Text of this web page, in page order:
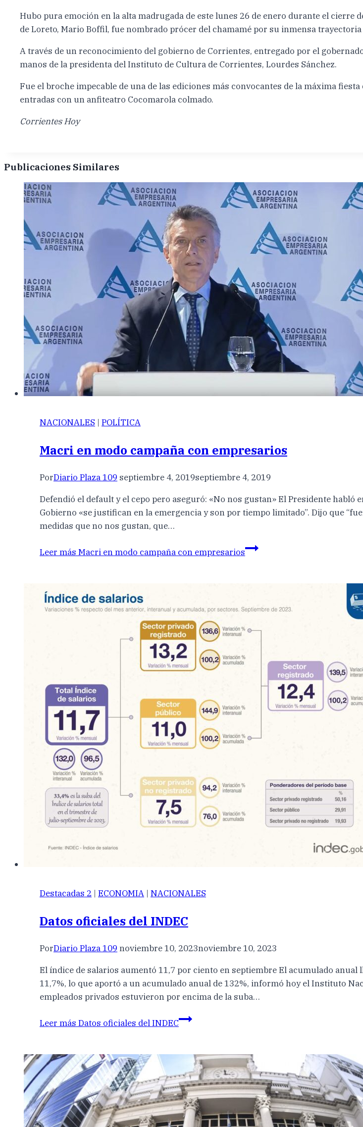
Hubo pura emoción en la alta madrugada de este lunes 26 de enero durante el cierre
de Loreto, Mario Boffil, fue nombrado prócer del chamamé por su inmensa
A través de un reconocimiento del gobierno de Corrientes, entregado por el
manos de la presidenta del Instituto de Cultura de Corrientes, Lourdes Sánchez.
Fue el broche impecable de una de las ediciones más convocantes de la máxima
entradas con un anfiteatro Cocomarola colmado.
Corrientes Hoy
Publicaciones Similares
NACIONALES | POLÍTICA
Macri en modo campaña con empresarios
PorDiario Plaza 109 septiembre 4, 2019septiembre 4, 2019
Defendió el default y el cepo pero aseguró: «No nos gustan» El Presidente habló
Gobierno «se justifican en la emergencia y son por tiempo limitado”. Dijo que
medidas que no nos gustan, que…
Leer más Macri en modo campaña con empresarios
Destacadas 2 | ECONOMIA | NACIONALES
Datos oficiales del INDEC
PorDiario Plaza 109 noviembre 10, 2023noviembre 10, 2023
El índice de salarios aumentó 11,7 por ciento en septiembre El acumulado
11,7%, lo que aportó a un acumulado anual de 132%, informó hoy el Instituto
empleados privados estuvieron por encima de la suba…
Leer más Datos oficiales del INDEC